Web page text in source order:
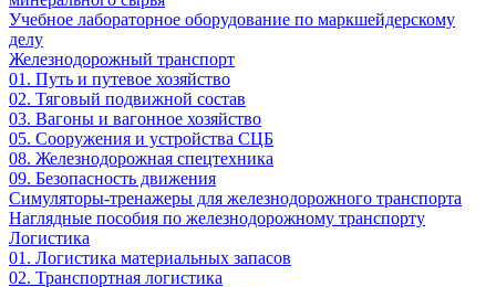
Учебное лабораторное оборудование по маркшейдерскому
делу
Железнодорожный транспорт
01. Путь и путевое хозяйство
02. Тяговый подвижной состав
03. Вагоны и вагонное хозяйство
05. Сооружения и устройства СЦБ
08. Железнодорожная спецтехника
09. Безопасность движения
Симуляторы-тренажеры для железнодорожного транспорта
Наглядные пособия по железнодорожному транспорту
Логистика
01. Логистика материальных запасов
02. Транспортная логистика